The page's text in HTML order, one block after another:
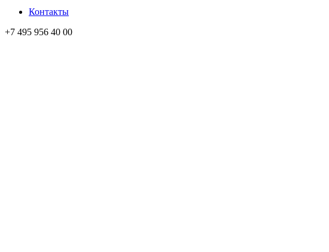
Контакты
+7 495 956 40 00